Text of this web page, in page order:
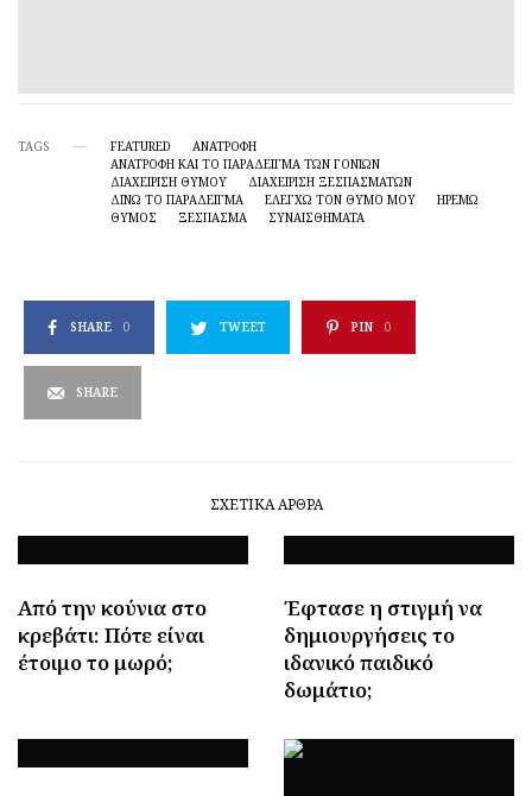
TAGS FEATURED
ΑΝΑΤΡΟΦΗ
ΑΝΑΤΡΟΦΉ ΚΑΙ ΤΟ ΠΑΡΆΔΕΙΓΜΑ ΤΩΝ ΓΟΝΙΏΝ
ΔΙΑΧΕΊΡΙΣΗ ΘΥΜΟΎ
ΔΙΑΧΕΊΡΙΣΗ ΞΕΣΠΑΣΜΆΤΩΝ
ΔΊΝΩ ΤΟ ΠΑΡΆΔΕΙΓΜΑ
ΕΛΈΓΧΩ ΤΟΝ ΘΥΜΌ ΜΟΥ
ΗΡΕΜΏ
ΘΥΜΟΣ
ΞΈΣΠΑΣΜΑ ΣΥΝΑΙΣΘΗΜΑΤΑ
SHARE 0 TWEET PIN 0
SHARE
ΣΧΕΤΙΚΆ ΆΡΘΡΑ
Από την κούνια στο
κρεβάτι: Πότε είναι
έτοιμο το μωρό;
Έφτασε η στιγμή να
δημιουργήσεις το
ιδανικό παιδικό
δωμάτιο;